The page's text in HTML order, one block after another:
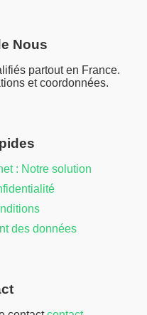
Nous
partout en France.
et coordonnées.
: Notre solution
des données